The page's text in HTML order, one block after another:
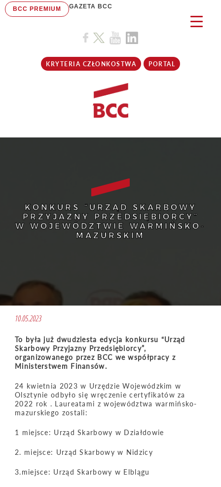
BCC PREMIUM GAZETA BCC
KRYTERIA CZŁONKOSTWA PORTAL
KONKURS “URZĄD SKARBOWY
PRZYJAZNY PRZEDSIĘBIORCY”
W WOJEWÓDZTWIE WARMIŃSKO-
MAZURSKIM
10.05.2023
To była już dwudziesta edycja konkursu “Urząd
Skarbowy Przyjazny Przedsiębiorcy”,
organizowanego przez BCC we współpracy z
Ministerstwem Finansów.
24 kwietnia 2023 w Urzędzie Wojewódzkim w
Olsztynie odbyło się wręczenie certyfikatów za
2022 rok . Laureatami z województwa warmińsko-
mazurskiego zostali:
1 miejsce: Urząd Skarbowy w Działdowie
2. miejsce: Urząd Skarbowy w Nidzicy
3.miejsce: Urząd Skarbowy w Elblągu